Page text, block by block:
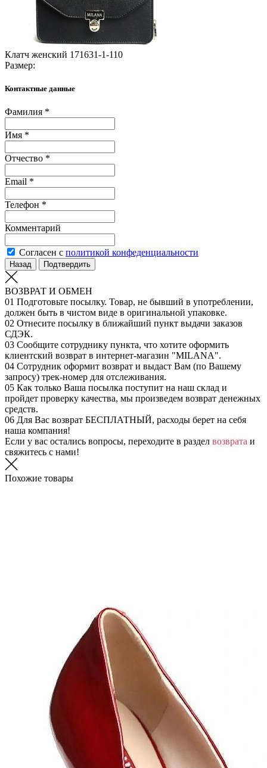
Клатч женский 171631-1-110
Размер:
Контактные данные
Фамилия *
Имя *
Отчество *
Email *
Телефон *
Комментарий
Согласен с политикой конфеденциальности
Назад Подтвердить
ВОЗВРАТ И ОБМЕН
01 Подготовьте посылку. Товар, не бывший в употреблении,
должен быть в чистом виде в оригинальной упаковке.
02 Отнесите посылку в ближайший пункт выдачи заказов
СДЭК.
03 Сообщите сотруднику пункта, что хотите оформить
клиентский возврат в интернет-магазин "MILANA".
04 Сотрудник оформит возврат и выдаст Вам (по Вашему
запросу) трек-номер для отслеживания.
05 Как только Ваша посылка поступит на наш склад и
пройдет проверку качества, мы произведем возврат денежных
средств.
06 Для Вас возврат БЕСПЛАТНЫЙ, расходы берет на себя
наша компания!
Если у вас остались вопросы, переходите в раздел возврата и
свяжитесь с нами!
Похожие товары